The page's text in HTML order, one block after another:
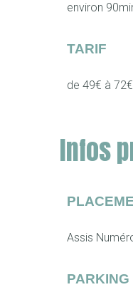
environ
TARIF
de 49€ à 72€
Infos
Assis
PARKING